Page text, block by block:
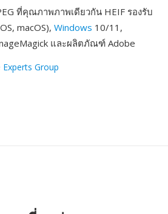
ที่คุณภาพภาพเดียวกัน HEIF รองรับ
macOS), Windows 10/11,
และผลิตภัณฑ์ Adobe
Group